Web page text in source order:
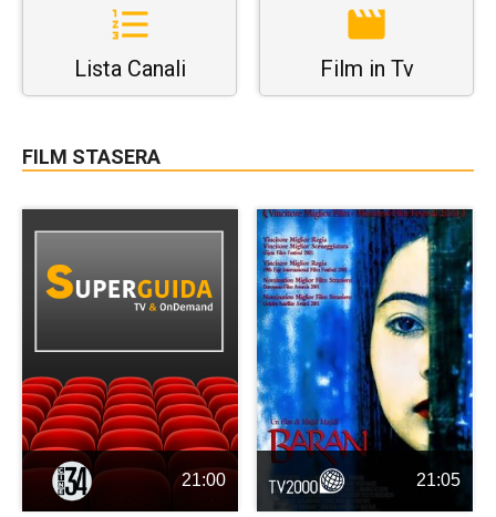
Lista Canali Film in Tv
FILM STASERA
21:00 21:05